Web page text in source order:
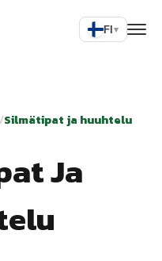
FI▾
/Silmätipat ja huuhtelu
Ja